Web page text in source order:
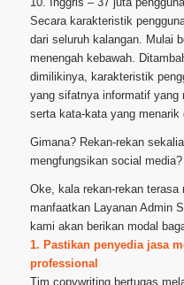
Secara karakteristik
dari seluruh kalangan. Mulai
menengah kebawah.
dimilikinya, karakteristik
yang sifatnya informatif yang
serta kata-kata yang menarik
Gimana? Rekan-rekan
mengfungsikan social media?
Oke, kala rekan-rekan terasa
manfaatkan Layanan Admin
kami akan berikan modal
1. Pastikan penyedia jasa
professional
Tim copywriting bertugas